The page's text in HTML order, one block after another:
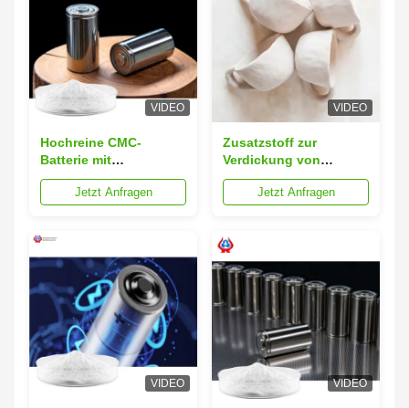
VIDEO
Hochreine CMC-
Batterie mit
Schwermetall ≤0,001 %
für den Betrieb in rauer
Jetzt Anfragen
VIDEO
Zusatzstoff zur
Verdickung von
Keramik, CMC
Natriumcarboxymethyl
Jetzt Anfragen
VIDEO VIDEO